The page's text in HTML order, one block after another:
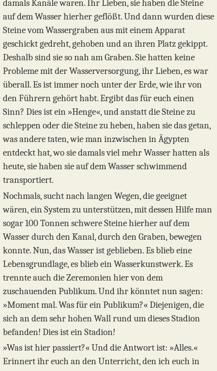
damals Kanäle waren. Ihr Lieben, sie haben die Steine
auf dem Wasser hierher geflößt. Und dann wurden diese
Steine vom Wassergraben aus mit einem Apparat
geschickt gedreht, gehoben und an ihren Platz gekippt.
Deshalb sind sie so nah am Graben. Sie hatten keine
Probleme mit der Wasserversorgung, ihr Lieben, es war
überall. Es ist immer noch unter der Erde, wie ihr von
den Führern gehört habt. Ergibt das für euch einen
Sinn? Dies ist ein »Henge«, und anstatt die Steine zu
schleppen oder die Steine zu heben, haben sie das getan,
was andere taten, wie man inzwischen in Ägypten
entdeckt hat, wo sie damals viel mehr Wasser hatten als
heute, sie haben sie auf dem Wasser schwimmend
transportiert.
Nochmals, sucht nach langen Wegen, die geeignet
wären, ein System zu unterstützen, mit dessen Hilfe man
sogar 100 Tonnen schwere Steine hierher auf dem
Wasser durch den Kanal, durch den Graben, bewegen
konnte. Nun, das Wasser ist geblieben. Es blieb eine
Lebensgrundlage, es blieb ein Wasserkunstwerk. Es
trennte auch die Zeremonien hier von dem
zuschauenden Publikum. Und ihr könntet nun sagen:
»Moment mal. Was für ein Publikum?« Diejenigen, die
sich an dem sehr hohen Wall rund um dieses Stadion
befanden! Dies ist ein Stadion!
»Was ist hier passiert?« Und die Antwort ist: »Alles.«
Erinnert ihr euch an den Unterricht, den ich euch in